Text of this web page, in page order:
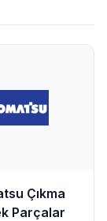
Çıkma
Parçalar